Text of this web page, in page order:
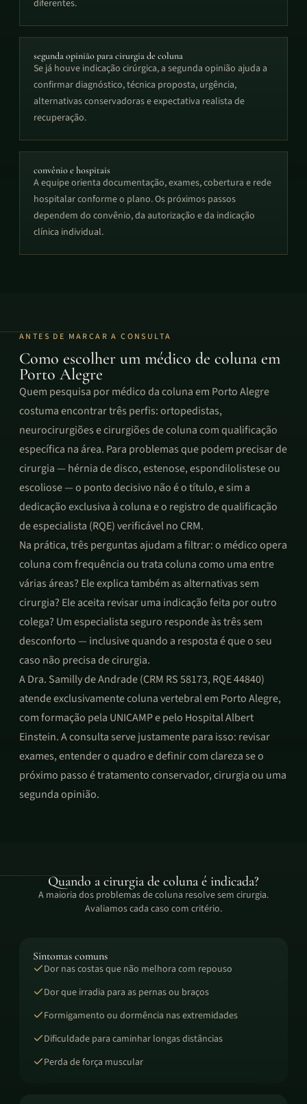
diferentes.
segunda opinião para cirurgia de coluna
Se já houve indicação cirúrgica, a segunda opinião ajuda a
confirmar diagnóstico, técnica proposta, urgência,
alternativas conservadoras e expectativa realista de
recuperação.
convênio e hospitais
A equipe orienta documentação, exames, cobertura e rede
hospitalar conforme o plano. Os próximos passos
dependem do convênio, da autorização e da indicação
clínica individual.
ANTES DE MARCAR A CONSULTA
Como escolher um médico de coluna em
Porto Alegre
Quem pesquisa por médico da coluna em Porto Alegre
costuma encontrar três perfis: ortopedistas,
neurocirurgiões e cirurgiões de coluna com qualificação
específica na área. Para problemas que podem precisar de
cirurgia — hérnia de disco, estenose, espondilolistese ou
escoliose — o ponto decisivo não é o título, e sim a
dedicação exclusiva à coluna e o registro de qualificação
de especialista (RQE) verificável no CRM.
Na prática, três perguntas ajudam a filtrar: o médico opera
coluna com frequência ou trata coluna como uma entre
várias áreas? Ele explica também as alternativas sem
cirurgia? Ele aceita revisar uma indicação feita por outro
colega? Um especialista seguro responde às três sem
desconforto — inclusive quando a resposta é que o seu
caso não precisa de cirurgia.
A Dra. Samilly de Andrade (CRM RS 58173, RQE 44840)
atende exclusivamente coluna vertebral em Porto Alegre,
com formação pela UNICAMP e pelo Hospital Albert
Einstein. A consulta serve justamente para isso: revisar
exames, entender o quadro e definir com clareza se o
próximo passo é tratamento conservador, cirurgia ou uma
segunda opinião.
Quando a cirurgia de coluna é indicada?
A maioria dos problemas de coluna resolve sem cirurgia.
Avaliamos cada caso com critério.
Sintomas comuns
Dor nas costas que não melhora com repouso
Dor que irradia para as pernas ou braços
Formigamento ou dormência nas extremidades
Dificuldade para caminhar longas distâncias
Perda de força muscular